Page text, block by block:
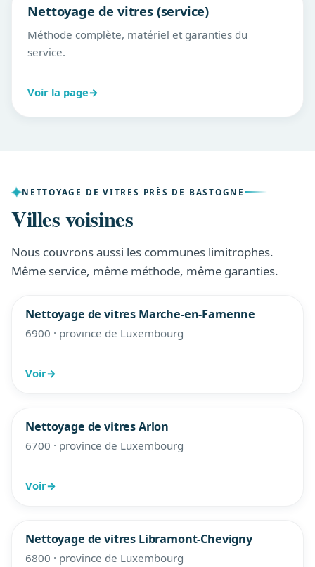
Nettoyage de vitres (service)
Méthode complète, matériel et garanties du
service.
Voir la page→
NETTOYAGE DE VITRES PRÈS DE BASTOGNE
Villes voisines
Nous couvrons aussi les communes limitrophes.
Même service, même méthode, même garanties.
Nettoyage de vitres Marche-en-Famenne
6900 · province de Luxembourg
Voir→
Nettoyage de vitres Arlon
6700 · province de Luxembourg
Voir→
Nettoyage de vitres Libramont-Chevigny
6800 · province de Luxembourg